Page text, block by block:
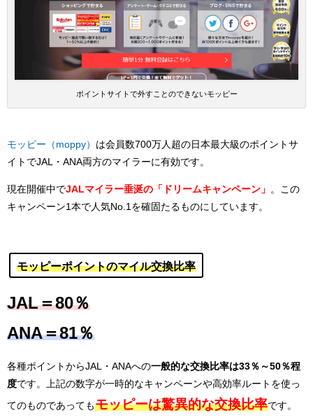
ポイントサイトで外すことのできないモッピー
モッピー（moppy） は会員数700万人超の日本最大級のポイントサ
イトでJAL・ANA両方のマイラーに有効です。
現在開催中でJALマイラー垂涎の「ドリームキャンペーン」
。この
キャンペーン1本で人気No.1を確固たるものにしています。
モッピーポイントのマイル交換比率
JAL＝80％
ANA＝81％
各種ポイントからJAL・ANAへの一般的な交換比率は33％～50％程
度です。上記の数字が一時的なキャンペーンや高効率ルートを使っ
てのものであってもモッピーは驚異的な交換比率です。